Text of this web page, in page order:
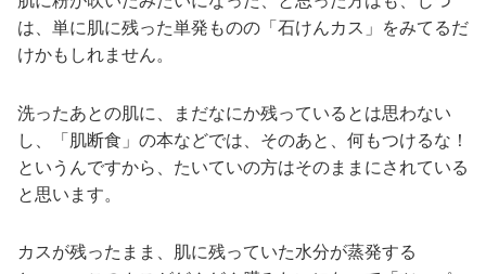
は、単に肌に残った単発ものの「石けんカス」をみてるだ
けかもしれません。
洗ったあとの肌に、まだなにか残っているとは思わない
し、「肌断食」の本などでは、そのあと、何もつけるな！
というんですから、たいていの方はそのままにされている
と思います。
カスが残ったまま、肌に残っていた水分が蒸発する